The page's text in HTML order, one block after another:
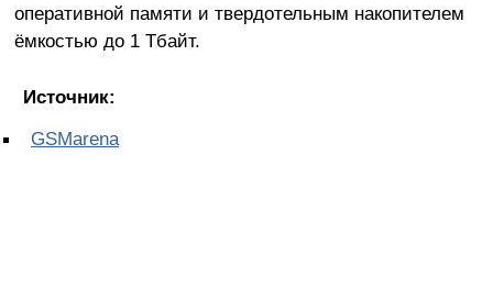
оперативной памяти и твердотельным накопителем
ёмкостью до 1 Тбайт.
Источник:
GSMarena